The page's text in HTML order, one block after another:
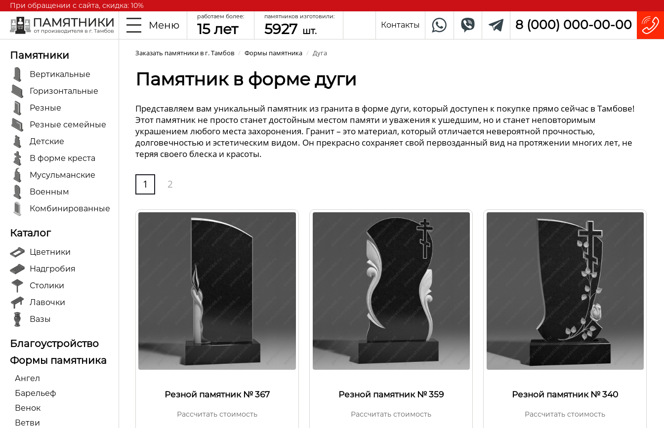
При обращении с сайта, скидка: 10%
Меню
работаем более:
15 лет
памятников изготовили:
5927 шт. 8 (000) 000-00-00
Контакты
Памятники
Вертикальные
Горизонтальные
Резные
Резные семейные
Детские
В форме креста
Мусульманские
Военным
Комбинированные
Каталог
Цветники
Надгробия
Столики
Лавочки
Вазы
Благоустройство
Формы памятника
Ангел
Барельеф
Венок
Ветви
Заказать памятники в г. Тамбов / Формы памятника / Дуга
Памятник в форме дуги
Представляем вам уникальный памятник из гранита в форме дуги, который доступен к покупке прямо сейчас в Тамбове!
Этот памятник не просто станет достойным местом памяти и уважения к ушедшим, но и станет неповторимым
украшением любого места захоронения. Гранит – это материал, который отличается невероятной прочностью,
долговечностью и эстетическим видом. Он прекрасно сохраняет свой первозданный вид на протяжении многих лет, не
теряя своего блеска и красоты.
1 2
Резной памятник № 367
Рассчитать стоимость
Резной памятник № 359
Рассчитать стоимость
Резной памятник № 340
Рассчитать стоимость